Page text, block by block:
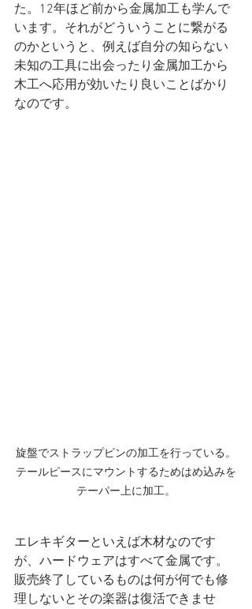
た。12年ほど前から金属加工も学んで
います。それがどういうことに繋がる
のかというと、例えば自分の知らない
未知の工具に出会ったり金属加工から
木工へ応用が効いたり良いことばかり
なのです。
旋盤でストラップピンの加工を行っている。
テールピースにマウントするためはめ込みを
テーパー上に加工。
エレキギターといえば木材なのです
が、ハードウェアはすべて金属です。
販売終了しているものは何が何でも修
理しないとその楽器は復活できませ